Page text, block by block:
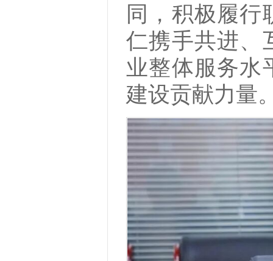
同，积极履行
仁携手共进、
业整体服务水
建设贡献力量